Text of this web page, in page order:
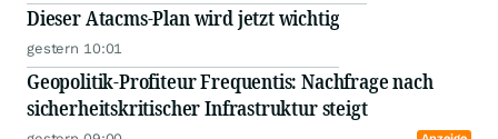
Dieser Atacms-Plan wird jetzt wichtig
gestern 10:01
Geopolitik-Profiteur Frequentis: Nachfrage nach
sicherheitskritischer Infrastruktur steigt